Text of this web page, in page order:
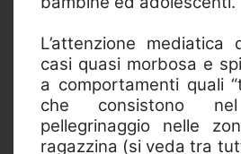
L’attenzione
casi quasi morbosa e
a comportamenti quali
che consistono
pellegrinaggio nelle
ragazzina (si veda tra